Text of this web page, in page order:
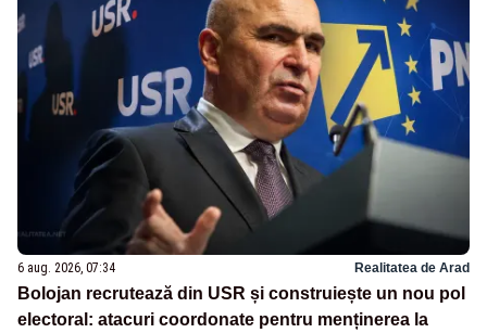
6 aug. 2026, 07:34 Realitatea de Arad
Bolojan recrutează din USR și construiește un nou pol
electoral: atacuri coordonate pentru menținerea la